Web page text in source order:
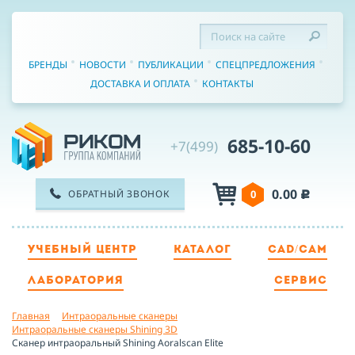
БРЕНДЫ НОВОСТИ ПУБЛИКАЦИИ
СПЕЦПРЕДЛОЖЕНИЯ
ДОСТАВКА И ОПЛАТА
КОНТАКТЫ
+7(499) 685-10-60
ОБРАТНЫЙ ЗВОНОК 0 0.00 c
ИМЯ
УЧЕБНЫЙ ЦЕНТР КАТАЛОГ CAD/CAM
ЛАБОРАТОРИЯ СЕРВИС
Главная
Интраоральные сканеры
Интраоральные сканеры Shining 3D
Сканер интраоральный Shining Aoralscan Elite